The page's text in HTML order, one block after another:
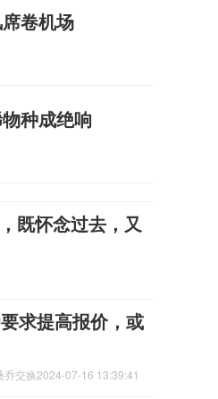
卷机场
种成绝响
既怀念过去，又
求提高报价，或
乔交换2024-07-16 13:39:41